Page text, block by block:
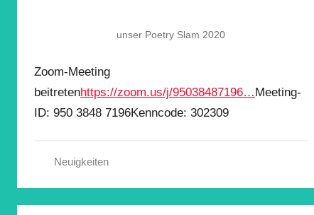
unser Poetry Slam 2020
Zoom-Meeting
beitretenhttps://zoom.us/j/95038487196…Meeting-
ID: 950 3848 7196Kenncode: 302309
Neuigkeiten